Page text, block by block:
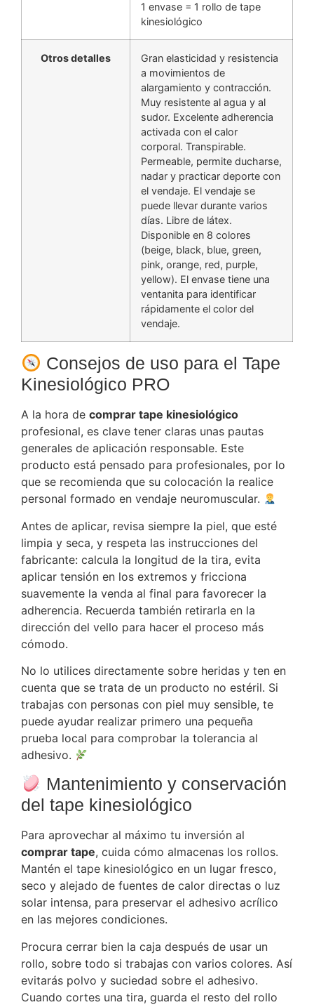
1 envase = 1 rollo de tape
kinesiológico
Otros detalles
Gran elasticidad y resistencia
a movimientos de
alargamiento y contracción.
Muy resistente al agua y al
sudor. Excelente adherencia
activada con el calor
corporal. Transpirable.
Permeable, permite ducharse,
nadar y practicar deporte con
el vendaje. El vendaje se
puede llevar durante varios
días. Libre de látex.
Disponible en 8 colores
(beige, black, blue, green,
pink, orange, red, purple,
yellow). El envase tiene una
ventanita para identificar
rápidamente el color del
vendaje.
Consejos de uso para el Tape
Kinesiológico PRO
A la hora de comprar tape kinesiológico
profesional, es clave tener claras unas pautas
generales de aplicación responsable. Este
producto está pensado para profesionales, por lo
que se recomienda que su colocación la realice
personal formado en vendaje neuromuscular.
Antes de aplicar, revisa siempre la piel, que esté
limpia y seca, y respeta las instrucciones del
fabricante: calcula la longitud de la tira, evita
aplicar tensión en los extremos y fricciona
suavemente la venda al final para favorecer la
adherencia. Recuerda también retirarla en la
dirección del vello para hacer el proceso más
cómodo.
No lo utilices directamente sobre heridas y ten en
cuenta que se trata de un producto no estéril. Si
trabajas con personas con piel muy sensible, te
puede ayudar realizar primero una pequeña
prueba local para comprobar la tolerancia al
adhesivo.
Mantenimiento y conservación
del tape kinesiológico
Para aprovechar al máximo tu inversión al
comprar tape, cuida cómo almacenas los rollos.
Mantén el tape kinesiológico en un lugar fresco,
seco y alejado de fuentes de calor directas o luz
solar intensa, para preservar el adhesivo acrílico
en las mejores condiciones.
Procura cerrar bien la caja después de usar un
rollo, sobre todo si trabajas con varios colores. Así
evitarás polvo y suciedad sobre el adhesivo.
Cuando cortes una tira, guarda el resto del rollo